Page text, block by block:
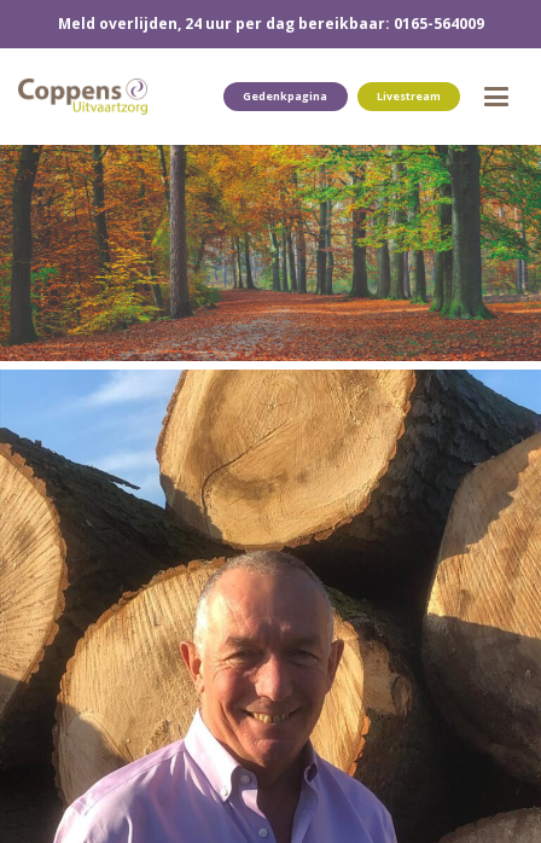
Meld overlijden, 24 uur per dag bereikbaar: 0165-564009
Gedenkpagina Livestream